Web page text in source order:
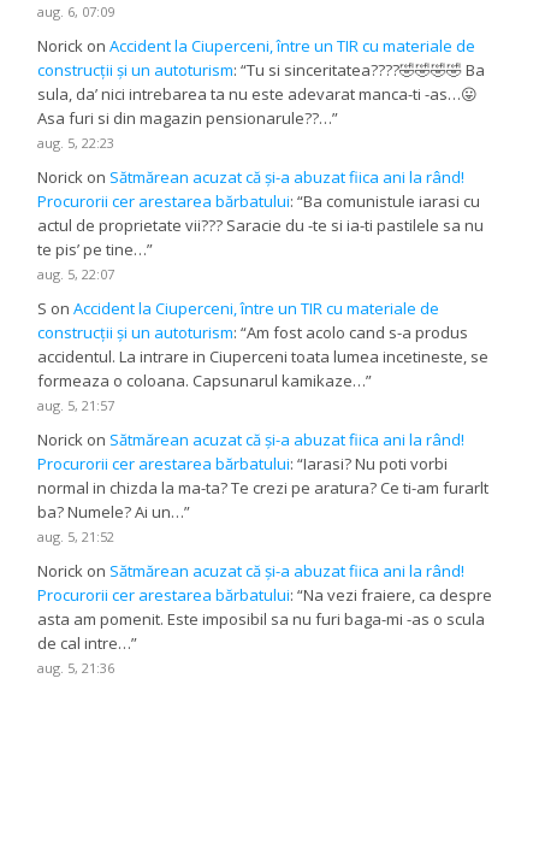
aug. 6, 07:09
Norick onAccident la Ciuperceni, între un TIR cu materiale de
construcții și un autoturism: “Tu si sinceritatea????🤣🤣🤣🤣 Ba
sula, da’ nici intrebarea ta nu este adevarat manca-ti -as…😛
Asa furi si din magazin pensionarule??…”
aug. 5, 22:23
Norick on Sătmărean acuzat că și-a abuzat fiica ani la rând!
Procurorii cer arestarea bărbatului: “Ba comunistule iarasi cu
actul de proprietate vii??? Saracie du -te si ia-ti pastilele sa nu
te pis’ pe tine…”
aug. 5, 22:07
S onAccident la Ciuperceni, între un TIR cu materiale de
construcții și un autoturism: “Am fost acolo cand s-a produs
accidentul. La intrare in Ciuperceni toata lumea incetineste, se
formeaza o coloana. Capsunarul kamikaze…”
aug. 5, 21:57
Norick on Sătmărean acuzat că și-a abuzat fiica ani la rând!
Procurorii cer arestarea bărbatului: “Iarasi? Nu poti vorbi
normal in chizda la ma-ta? Te crezi pe aratura? Ce ti-am furarlt
ba? Numele? Ai un…”
aug. 5, 21:52
Norick on Sătmărean acuzat că și-a abuzat fiica ani la rând!
Procurorii cer arestarea bărbatului: “Na vezi fraiere, ca despre
asta am pomenit. Este imposibil sa nu furi baga-mi -as o scula
de cal intre…”
aug. 5, 21:36